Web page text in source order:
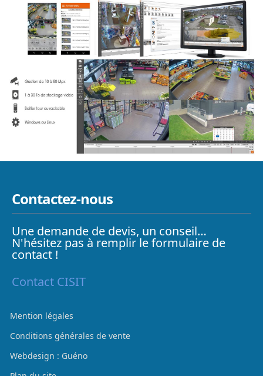
Contactez-nous
Une demande de devis, un conseil…
N'hésitez pas à remplir le formulaire de
contact !
Contact CISIT
Mention légales
Conditions générales de vente
Webdesign : Guéno